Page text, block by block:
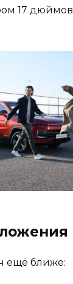
17 дюймов
ещё ближе: